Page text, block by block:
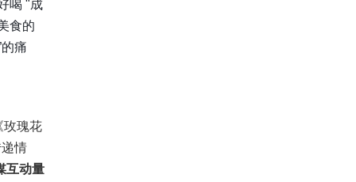
喝 "成
食的
痛
玫瑰花
情
互动量